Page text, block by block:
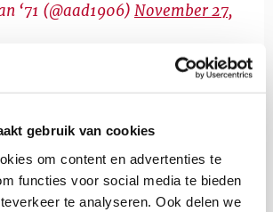
gebruik van cookies
om content en advertenties te
functies voor social media te bieden
te analyseren. Ook delen we
‘71 (@aad1906) November 27,